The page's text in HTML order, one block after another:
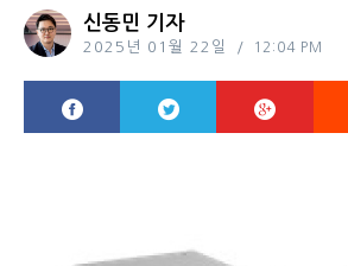
신동민 기자
2025년 01월 22일 12:04 PM